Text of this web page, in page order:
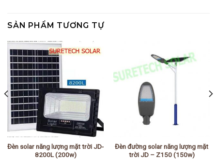
SẢN PHẨM TƯƠNG TỰ
Đèn solar năng lượng mặt trời JD-
8200L (200w)
Đèn đường solar năng lượng mặt
trời JD – Z150 (150w)